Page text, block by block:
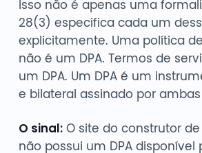
Isso não é apenas uma
28(3) especifica cada um
explicitamente. Uma política
não é um DPA. Termos de
um DPA. Um DPA é um
e bilateral assinado por
O sinal:O site do construtor
não possui um DPA disponível